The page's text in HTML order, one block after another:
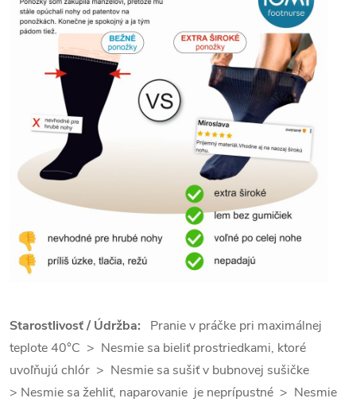
Starostlivosť / Údržba: Pranie v práčke pri maximálnej
teplote 40°C > Nesmie sa bieliť prostriedkami, ktoré
uvoľňujú chlór > Nesmie sa sušiť v bubnovej sušičke
> Nesmie sa žehliť, naparovanie je neprípustné > Nesmie